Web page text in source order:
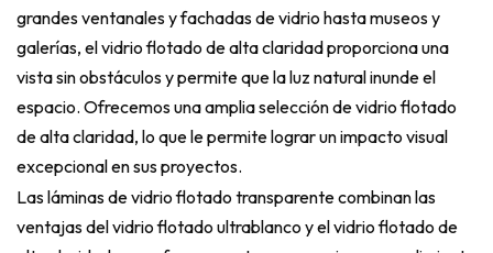
grandes ventanales y fachadas de vidrio hasta museos y
galerías, el vidrio flotado de alta claridad proporciona una
vista sin obstáculos y permite que la luz natural inunde el
espacio. Ofrecemos una amplia selección de vidrio flotado
de alta claridad, lo que le permite lograr un impacto visual
excepcional en sus proyectos.
Las láminas de vidrio flotado transparente combinan las
ventajas del vidrio flotado ultrablanco y el vidrio flotado de